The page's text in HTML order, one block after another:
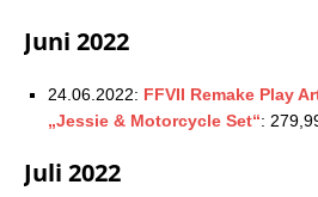
Juni 2022
24.06.2022: FFVII Remake Play
„Jessie & Motorcycle Set“:
Juli 2022